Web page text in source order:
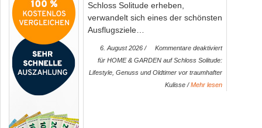
„Sunset Vibes“ auf Schloss Solitude –
Drinks und traumhafter Kulisse
#ssg #schlosssolitude Wenn die Sonne langsam über Stuttgart
sich die Wiese…
Schloss Solitude erheben,
verwandelt sich eines der schönsten
Ausflugsziele…
6. August 2026 /
Kommentare deaktiviert
für HOME & GARDEN auf Schloss Solitude:
Lifestyle, Genuss und Oldtimer vor traumhafter
Kulisse /Mehr lesen